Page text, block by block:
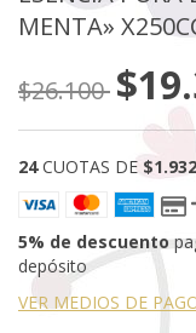
MENTA»
$26.100
24 CUOTAS DE
5% de descuento
depósito
VER MEDIOS DE